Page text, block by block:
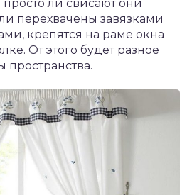
ли свисают они
перехвачены завязками
крепятся на раме окна
От этого будет разное